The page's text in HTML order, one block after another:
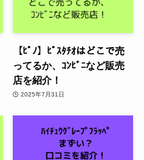
【ﾋﾟﾉ】ﾋﾟｽﾀﾁｵはどこで売
ってるか、ｺﾝﾋﾞﾆなど販売
店を紹介！
2025年7月31日